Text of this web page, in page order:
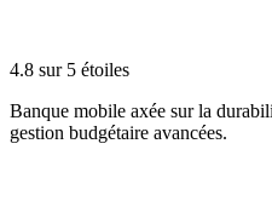
4.8 sur 5 étoiles
Banque mobile axée sur la
gestion budgétaire avancées.